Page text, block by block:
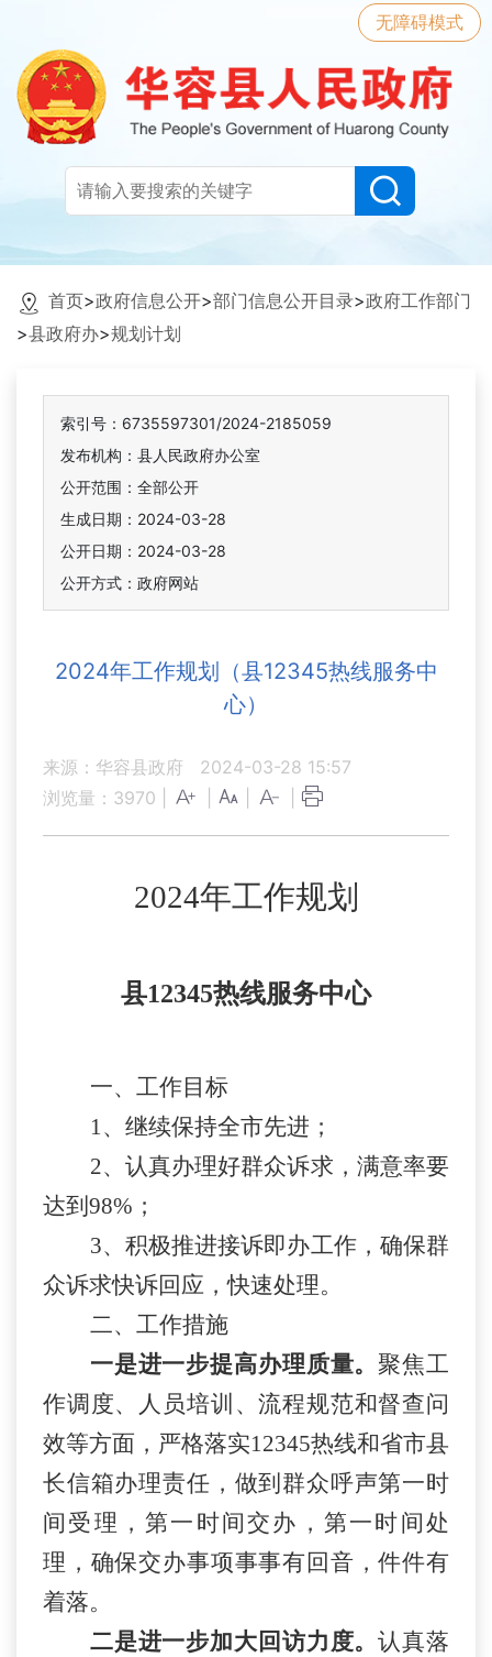
无障碍模式
首页>政府信息公开>部门信息公开目录>政府工作部门
>县政府办>规划计划
索引号：6735597301/2024-2185059
发布机构：县人民政府办公室
公开范围：全部公开
生成日期：2024-03-28
公开日期：2024-03-28
公开方式：政府网站
2024年工作规划（县12345热线服务中
心）
来源：华容县政府
2024-03-28 15:57
浏览量： 3970
2024年工作规划
县12345热线服务中心
一、工作目标
1、 继续保持全市先进；
2、认真办理好群众诉求，满意率要
达到98%；
3、积极推进接诉即办工作，确保群
众诉求快诉回应，快速处理。
二、工作措施
一是进一步提高办理质量。 聚焦工
作调 度、人员培训、流程规范和督查问
效等方面，严格落实12345热线和省市县
长信箱办理责任，做到群众呼声第一时
间受理，第一时间交办，第一时间处
理，确保交办事项事事有回音，件件有
着落。
二是进一步加大回访力度。认真落